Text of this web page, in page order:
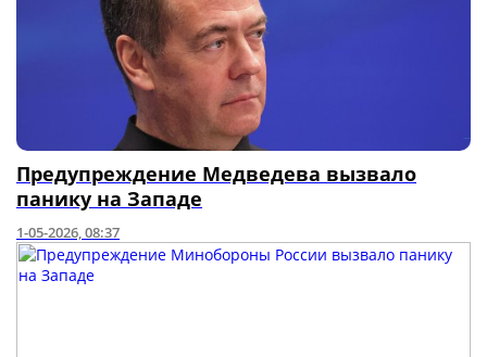
Предупреждение Медведева вызвало
панику на Западе
1-05-2026, 08:37